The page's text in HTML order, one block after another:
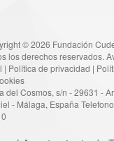
© 2026 Fundación
los derechos reservados.
| Política de privacidad |
del Cosmos, s/n - 29631 -
- Málaga, España